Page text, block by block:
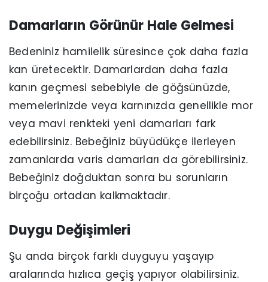
Damarların Görünür Hale Gelmesi
Bedeniniz hamilelik süresince çok daha fazla
kan üretecektir. Damarlardan daha fazla
kanın geçmesi sebebiyle de göğsünüzde,
memelerinizde veya karnınızda genellikle mor
veya mavi renkteki yeni damarları fark
edebilirsiniz. Bebeğiniz büyüdükçe ilerleyen
zamanlarda varis damarları da görebilirsiniz.
Bebeğiniz doğduktan sonra bu sorunların
birçoğu ortadan kalkmaktadır.
Duygu Değişimleri
Şu anda birçok farklı duyguyu yaşayıp
aralarında hızlıca geçiş yapıyor olabilirsiniz.